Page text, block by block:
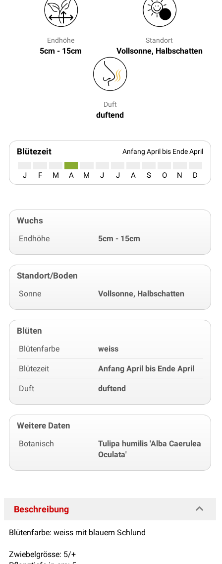
Endhöhe
5cm - 15cm
Standort
Vollsonne, Halbschatten
Duft
duftend
Blütezeit Anfang April bis Ende April
J F M A M J J A S O N D
Wuchs
Endhöhe 5cm - 15cm
Standort/Boden
Sonne Vollsonne, Halbschatten
Blüten
Blütenfarbe weiss
Blütezeit Anfang April bis Ende April
Duft duftend
Weitere Daten
Botanisch
Tulipa humilis 'Alba Caerulea
Oculata'
Beschreibung
Blütenfarbe: weiss mit blauem Schlund
Zwiebelgrösse: 5/+